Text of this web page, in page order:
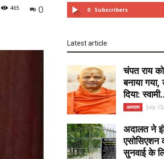
0
465 0 Subscribers
Latest article
चंपत राय
बनाया
दिया:
अध्यात्म July
अदालत ने
एसोसिएशन
सुनवाई के